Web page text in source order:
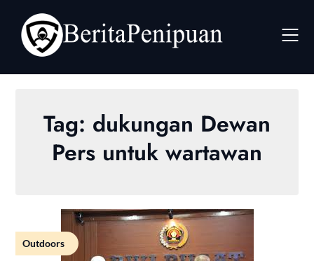
content
Tag: dukungan Dewan
Pers untuk wartawan
Outdoors